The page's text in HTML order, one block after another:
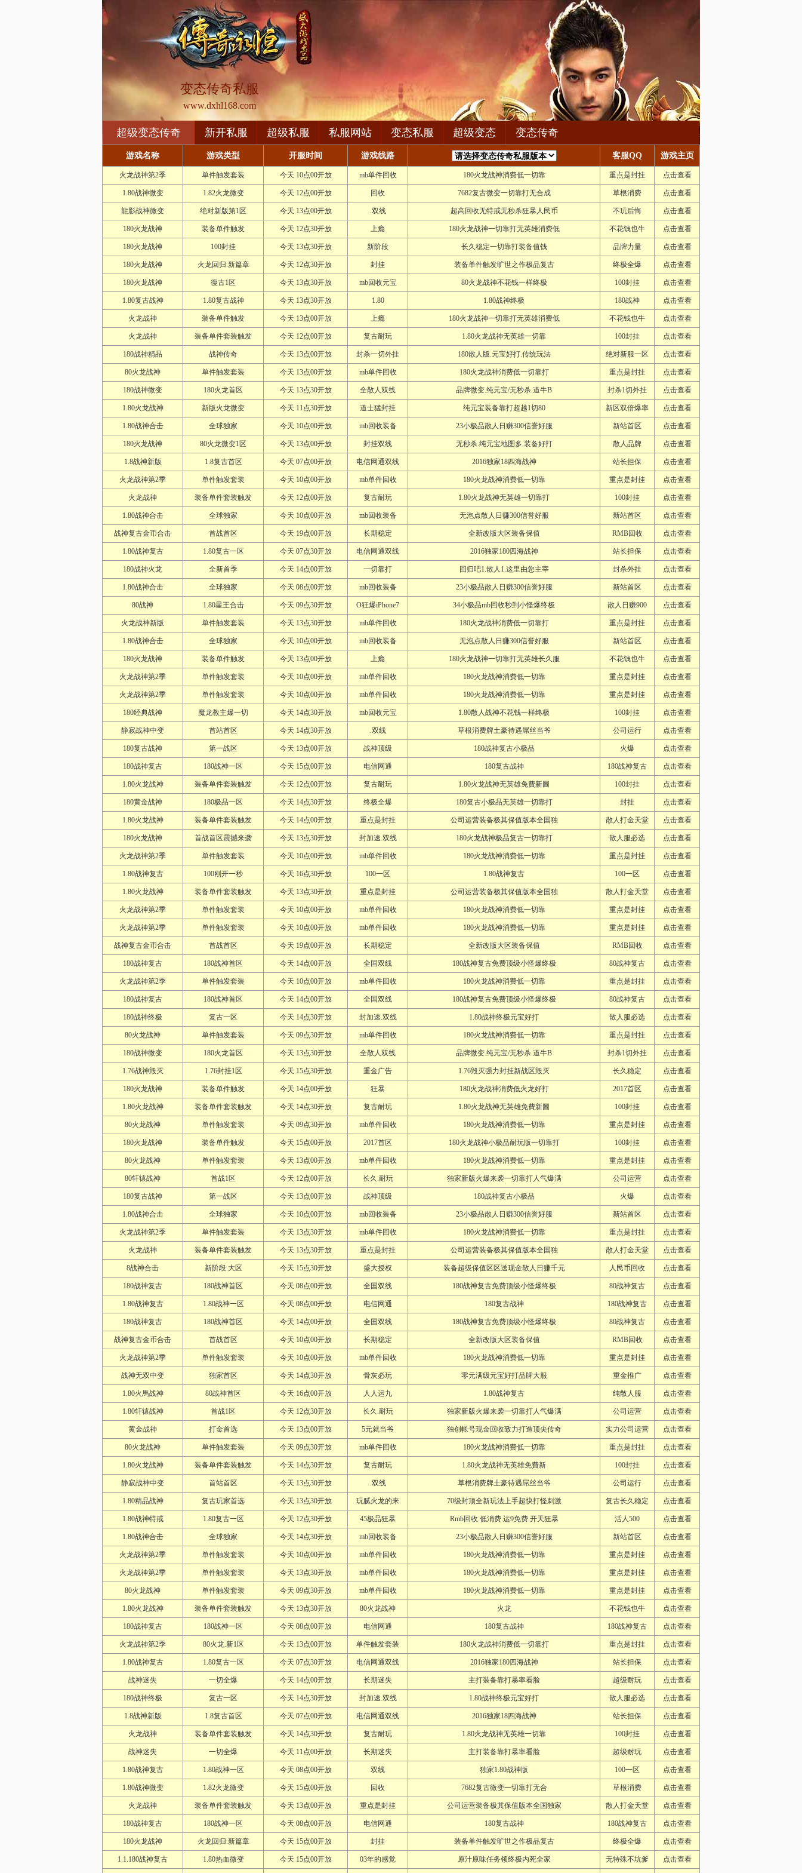
变态传奇私服
www.dxhl168.com
超级变态传奇 新开私服 超级私服 私服网站 变态私服 超级变态 变态传奇
游戏名称 游戏类型 开服时间 游戏线路 客服QQ 游戏主页
火龙战神第2季 单件触发套装 今天 10点00开放 mb单件回收 180火龙战神消费低一切靠 重点是封挂 点击查看
1.80战神微变 1.82火龙微变 今天 12点00开放 回收 7682复古微变一切靠打无合成 草根消费 点击查看
龍影战神微变 绝对新版第1区 今天 13点00开放 .双线 超高回收无特戒无秒杀狂暴人民币 不玩后悔 点击查看
180火龙战神 装备单件触发 今天 12点30开放 上瘾 180火龙战神一切靠打无英雄消费低 不花钱也牛 点击查看
180火龙战神 100封挂 今天 13点30开放 新阶段 长久稳定一切靠打装备值钱 品牌力量 点击查看
180火龙战神 火龙回归.新篇章 今天 12点30开放 封挂 装备单件触发旷世之作极品复古 终极全爆 点击查看
180火龙战神 復古1区 今天 13点30开放 mb回收元宝 80火龙战神不花钱一样终极 100封挂 点击查看
1.80复古战神 1.80复古战神 今天 13点30开放 1.80 1.80战神终极 180战神 点击查看
火龙战神 装备单件触发 今天 13点00开放 上瘾 180火龙战神一切靠打无英雄消费低 不花钱也牛 点击查看
火龙战神 装备单件套装触发 今天 12点00开放 复古耐玩 1.80火龙战神无英雄一切靠 100封挂 点击查看
180战神精品 战神传奇 今天 13点00开放 封杀一切外挂 180散人版.元宝好打.传统玩法 绝对新服一区 点击查看
80火龙战神 单件触发套装 今天 13点00开放 mb单件回收 180火龙战神消费低一切靠打 重点是封挂 点击查看
180战神微变 180火龙首区 今天 13点30开放 全散人双线 品牌微变.纯元宝/无秒杀.道牛B 封杀1切外挂 点击查看
1.80火龙战神 新版火龙微变 今天 11点30开放 道士猛封挂 纯元宝装备靠打超越1切80 新区双倍爆率 点击查看
1.80战神合击 全球独家 今天 10点00开放 mb回收装备 23小极品散人日赚300信誉好服 新站首区 点击查看
180火龙战神 80火龙微变1区 今天 13点00开放 封挂双线 无秒杀.纯元宝地图多.装备好打 散人品牌 点击查看
1.8战神新版 1.8复古首区 今天 07点00开放 电信网通双线 2016独家18四海战神 站长担保 点击查看
火龙战神第2季 单件触发套装 今天 10点00开放 mb单件回收 180火龙战神消费低一切靠 重点是封挂 点击查看
火龙战神 装备单件套装触发 今天 12点00开放 复古耐玩 1.80火龙战神无英雄一切靠打 100封挂 点击查看
1.80战神合击 全球独家 今天 10点00开放 mb回收装备 无泡点散人日赚300信誉好服 新站首区 点击查看
战神复古金币合击 首战首区 今天 19点00开放 长期稳定 全新改版大区装备保值 RMB回收 点击查看
1.80战神复古 1.80复古一区 今天 07点30开放 电信网通双线 2016独家180四海战神 站长担保 点击查看
180战神火龙 全新首季 今天 14点00开放 一切靠打 回归吧1.散人1.这里由您主宰 封杀外挂 点击查看
1.80战神合击 全球独家 今天 08点00开放 mb回收装备 23小极品散人日赚300信誉好服 新站首区 点击查看
80战神 1.80星王合击 今天 09点30开放 O狂爆iPhone7 34小极品mb回收秒到小怪爆终极 散人日赚900 点击查看
火龙战神新版 单件触发套装 今天 13点30开放 mb单件回收 180火龙战神消费低一切靠打 重点是封挂 点击查看
1.80战神合击 全球独家 今天 10点00开放 mb回收装备 无泡点散人日赚300信誉好服 新站首区 点击查看
180火龙战神 装备单件触发 今天 13点00开放 上瘾 180火龙战神一切靠打无英雄长久服 不花钱也牛 点击查看
火龙战神第2季 单件触发套装 今天 10点00开放 mb单件回收 180火龙战神消费低一切靠 重点是封挂 点击查看
火龙战神第2季 单件触发套装 今天 10点00开放 mb单件回收 180火龙战神消费低一切靠 重点是封挂 点击查看
180经典战神 魔龙教主爆一切 今天 14点30开放 mb回收元宝 1.80散人战神不花钱一样终极 100封挂 点击查看
静寂战神中变 首站首区 今天 14点30开放 .双线 草根消费牌土豪待遇屌丝当爷 公司运行 点击查看
180复古战神 第一战区 今天 13点00开放 战神顶级 180战神复古小极品 火爆 点击查看
180战神复古 180战神一区 今天 15点00开放 电信网通 180复古战神 180战神复古 点击查看
1.80火龙战神 装备单件套装触发 今天 12点00开放 复古耐玩 1.80火龙战神无英雄免費新圖 100封挂 点击查看
180黄金战神 180极品一区 今天 14点30开放 终极全爆 180复古小极品无英雄一切靠打 封挂 点击查看
1.80火龙战神 装备单件套装触发 今天 14点00开放 重点是封挂 公司运营装备极其保值版本全国独 散人打金天堂 点击查看
180火龙战神 首战首区震撼来袭 今天 13点30开放 封加速.双线 180火龙战神极品复古一切靠打 散人服必选 点击查看
火龙战神第2季 单件触发套装 今天 10点00开放 mb单件回收 180火龙战神消费低一切靠 重点是封挂 点击查看
1.80战神复古 100刚开一秒 今天 16点30开放 100一区 1.80战神复古 100一区 点击查看
1.80火龙战神 装备单件套装触发 今天 13点30开放 重点是封挂 公司运营装备极其保值版本全国独 散人打金天堂 点击查看
火龙战神第2季 单件触发套装 今天 10点00开放 mb单件回收 180火龙战神消费低一切靠 重点是封挂 点击查看
火龙战神第2季 单件触发套装 今天 10点00开放 mb单件回收 180火龙战神消费低一切靠 重点是封挂 点击查看
战神复古金币合击 首战首区 今天 19点00开放 长期稳定 全新改版大区装备保值 RMB回收 点击查看
180战神复古 180战神首区 今天 14点00开放 全国双线 180战神复古免费顶级小怪爆终极 80战神复古 点击查看
火龙战神第2季 单件触发套装 今天 10点00开放 mb单件回收 180火龙战神消费低一切靠 重点是封挂 点击查看
180战神复古 180战神首区 今天 14点00开放 全国双线 180战神复古免费顶级小怪爆终极 80战神复古 点击查看
180战神终极 复古一区 今天 14点30开放 封加速.双线 1.80战神终极元宝好打 散人服必选 点击查看
80火龙战神 单件触发套装 今天 09点30开放 mb单件回收 180火龙战神消费低一切靠 重点是封挂 点击查看
180战神微变 180火龙首区 今天 13点30开放 全散人双线 品牌微变.纯元宝/无秒杀.道牛B 封杀1切外挂 点击查看
1.76战神毁灭 1.76封挂1区 今天 15点30开放 重金广告 1.76毁灭强力封挂新战区毁灭 长久稳定 点击查看
180火龙战神 装备单件触发 今天 14点00开放 狂暴 180火龙战神消费低火龙好打 2017首区 点击查看
1.80火龙战神 装备单件套装触发 今天 14点30开放 复古耐玩 1.80火龙战神无英雄免費新圖 100封挂 点击查看
80火龙战神 单件触发套装 今天 09点30开放 mb单件回收 180火龙战神消费低一切靠 重点是封挂 点击查看
180火龙战神 装备单件触发 今天 15点00开放 2017首区 180火龙战神小极品耐玩版一切靠打 100封挂 点击查看
80火龙战神 单件触发套装 今天 13点00开放 mb单件回收 180火龙战神消费低一切靠 重点是封挂 点击查看
80轩辕战神 首战1区 今天 12点00开放 长久.耐玩 独家新版火爆来袭一切靠打人气爆满 公司运营 点击查看
180复古战神 第一战区 今天 13点00开放 战神顶级 180战神复古小极品 火爆 点击查看
1.80战神合击 全球独家 今天 10点00开放 mb回收装备 23小极品散人日赚300信誉好服 新站首区 点击查看
火龙战神第2季 单件触发套装 今天 13点30开放 mb单件回收 180火龙战神消费低一切靠 重点是封挂 点击查看
火龙战神 装备单件套装触发 今天 13点30开放 重点是封挂 公司运营装备极其保值版本全国独 散人打金天堂 点击查看
8战神合击 新阶段.大区 今天 15点30开放 盛大授权 装备超级保值区区送现金散人日赚千元 人民币回收 点击查看
180战神复古 180战神首区 今天 08点00开放 全国双线 180战神复古免费顶级小怪爆终极 80战神复古 点击查看
1.80战神复古 1.80战神一区 今天 08点00开放 电信网通 180复古战神 180战神复古 点击查看
180战神复古 180战神首区 今天 14点00开放 全国双线 180战神复古免费顶级小怪爆终极 80战神复古 点击查看
战神复古金币合击 首战首区 今天 10点00开放 长期稳定 全新改版大区装备保值 RMB回收 点击查看
火龙战神第2季 单件触发套装 今天 10点00开放 mb单件回收 180火龙战神消费低一切靠 重点是封挂 点击查看
战神无双中变 独家首区 今天 14点30开放 骨灰必玩 零元满级元宝好打品牌大服 重金推广 点击查看
1.80火馬战神 80战神首区 今天 16点00开放 人人运九 1.80战神复古 纯散人服 点击查看
1.80轩辕战神 首战1区 今天 12点30开放 长久.耐玩 独家新版火爆来袭一切靠打人气爆满 公司运营 点击查看
黄金战神 打金首选 今天 13点00开放 5元就当爷 独创帐号现金回收致力打造顶尖传奇 实力公司运营 点击查看
80火龙战神 单件触发套装 今天 09点30开放 mb单件回收 180火龙战神消费低一切靠 重点是封挂 点击查看
1.80火龙战神 装备单件套装触发 今天 14点30开放 复古耐玩 1.80火龙战神无英雄免費新 100封挂 点击查看
静寂战神中变 首站首区 今天 13点30开放 .双线 草根消费牌土豪待遇屌丝当爷 公司运行 点击查看
1.80精品战神 复古玩家首选 今天 13点30开放 玩腻火龙的来 70级封顶全新玩法上手超快打怪刺激 复古长久稳定 点击查看
1.80战神特戒 1.80复古一区 今天 12点30开放 45极品狂暴 Rmb回收.低消费.运9免费.开天狂暴 活人500 点击查看
1.80战神合击 全球独家 今天 14点30开放 mb回收装备 23小极品散人日赚300信誉好服 新站首区 点击查看
火龙战神第2季 单件触发套装 今天 10点00开放 mb单件回收 180火龙战神消费低一切靠 重点是封挂 点击查看
火龙战神第2季 单件触发套装 今天 13点30开放 mb单件回收 180火龙战神消费低一切靠 重点是封挂 点击查看
80火龙战神 单件触发套装 今天 09点30开放 mb单件回收 180火龙战神消费低一切靠 重点是封挂 点击查看
1.80火龙战神 装备单件套装触发 今天 13点30开放 80火龙战神 火龙 不花钱也牛 点击查看
180战神复古 180战神一区 今天 08点00开放 电信网通 180复古战神 180战神复古 点击查看
火龙战神第2季 80火龙.新1区 今天 13点00开放 单件触发套装 180火龙战神消费低一切靠打 重点是封挂 点击查看
1.80战神复古 1.80复古一区 今天 07点30开放 电信网通双线 2016独家180四海战神 站长担保 点击查看
战神迷失 一切全爆 今天 14点00开放 长期迷失 主打装备靠打暴率看脸 超级耐玩 点击查看
180战神终极 复古一区 今天 14点30开放 封加速.双线 1.80战神终极元宝好打 散人服必选 点击查看
1.8战神新版 1.8复古首区 今天 07点00开放 电信网通双线 2016独家18四海战神 站长担保 点击查看
火龙战神 装备单件套装触发 今天 14点30开放 复古耐玩 1.80火龙战神无英雄一切靠 100封挂 点击查看
战神迷失 一切全爆 今天 11点00开放 长期迷失 主打装备靠打暴率看脸 超级耐玩 点击查看
1.80战神复古 1.80战神一区 今天 08点00开放 双线 独家1.80战神版 100一区 点击查看
1.80战神微变 1.82火龙微变 今天 15点00开放 回收 7682复古微变一切靠打无合 草根消费 点击查看
火龙战神 装备单件套装触发 今天 13点00开放 重点是封挂 公司运营装备极其保值版本全国独家 散人打金天堂 点击查看
180战神复古 180战神一区 今天 08点00开放 电信网通 180复古战神 180战神复古 点击查看
180火龙战神 火龙回归.新篇章 今天 15点00开放 封挂 装备单件触发旷世之作极品复古 终极全爆 点击查看
1.1.180战神复古 1.80热血微变 今天 15点00开放 03年的感觉 原汁原味任务领终极内死全家 无特殊不坑爹 点击查看